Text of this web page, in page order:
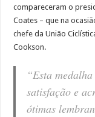
compareceram o
Coates – que na
chefe da União
Cookson.
“Esta
satisfação e
ótimas